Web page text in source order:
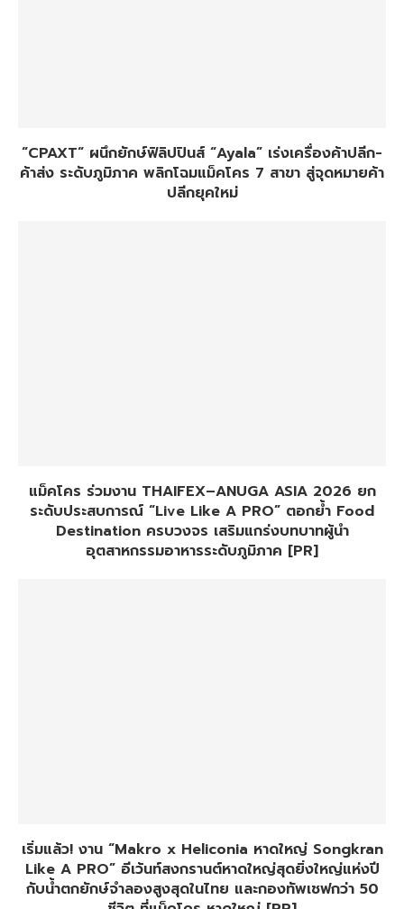
“CPAXT“ ผนึกยักษ์ฟิลิปปินส์ “Ayala” เร่งเครื่องค้าปลีก-
ค้าส่ง ระดับภูมิภาค พลิกโฉมแม็คโคร 7 สาขา สู่จุดหมายค้า
ปลีกยุคใหม่
แม็คโคร ร่วมงาน THAIFEX–ANUGA ASIA 2026 ยก
ระดับประสบการณ์ “Live Like A PRO” ตอกย้ำ Food
Destination ครบวงจร เสริมแกร่งบทบาทผู้นำ
อุตสาหกรรมอาหารระดับภูมิภาค [PR]
เริ่มแล้ว! งาน “Makro x Heliconia หาดใหญ่ Songkran
Like A PRO” อีเว้นท์สงกรานต์หาดใหญ่สุดยิ่งใหญ่แห่งปี
กับน้ำตกยักษ์จำลองสูงสุดในไทย และกองทัพเชฟกว่า 50